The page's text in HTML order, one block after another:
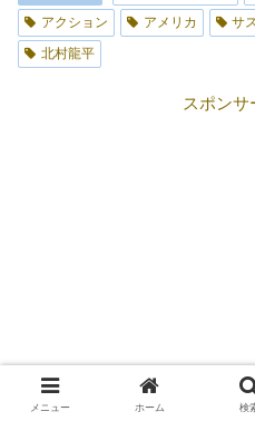
アクション
アメリカ サ
北村龍平
スポンサ
メニュー ホーム 検